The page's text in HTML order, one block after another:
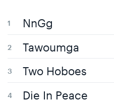
NnGg
Tawoumga
Two Hoboes
Die In Peace